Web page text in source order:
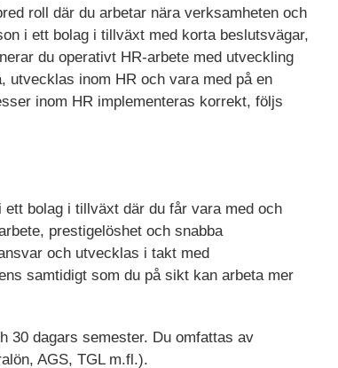
roll där du arbetar nära verksamheten och
i ett bolag i tillväxt med korta beslutsvägar,
du operativt HR-arbete med utveckling
utvecklas inom HR och vara med på en
inom HR implementeras korrekt, följs
bolag i tillväxt där du får vara med och
prestigelöshet och snabba
och utvecklas i takt med
samtidigt som du på sikt kan arbeta mer
30 dagars semester. Du omfattas av
AGS, TGL m.fl.).